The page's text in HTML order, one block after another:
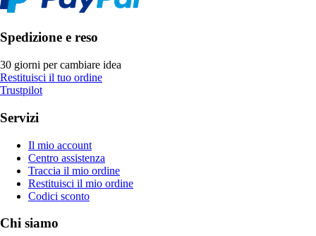
Spedizione e reso
30 giorni per cambiare idea
Restituisci il tuo ordine
Trustpilot
Servizi
Il mio account
Centro assistenza
Traccia il mio ordine
Restituisci il mio ordine
Codici sconto
Chi siamo